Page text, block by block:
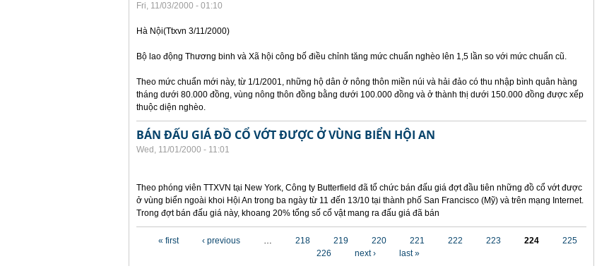
Fri, 11/03/2000 - 01:10
Hà Nội(Ttxvn 3/11/2000)
Bộ lao động Thương binh và Xã hội công bố điều chỉnh tăng mức chuẩn nghèo lên 1,5 lần so với mức chuẩn cũ.
Theo mức chuẩn mới này, từ 1/1/2001, những hộ dân ở nông thôn miền núi và hải đảo có thu nhập bình quân hàng
tháng dưới 80.000 đồng, vùng nông thôn đồng bằng dưới 100.000 đồng và ở thành thị dưới 150.000 đồng được xếp
thuộc diện nghèo.
BÁN ĐẤU GIÁ ĐỒ CỔ VỚT ĐƯỢC Ở VÙNG BIỂN HỘI AN
Wed, 11/01/2000 - 11:01
Theo phóng viên TTXVN tại New York, Công ty Butterfield đã tổ chức bán đấu giá đợt đầu tiên những đồ cổ vớt được
ở vùng biển ngoài khoi Hội An trong ba ngày từ 11 đến 13/10 tại thành phố San Francisco (Mỹ) và trên mạng Internet.
Trong đợt bán đấu giá này, khoang 20% tổng số cổ vật mang ra đấu giá đã bán
« first ‹ previous … 218 219 220 221 222 223 224
225
226
next › last »